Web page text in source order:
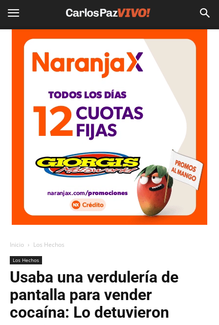
Inicio Los Hechos
Los Hechos
Usaba una verdulería de
pantalla para vender
cocaína: Lo detuvieron